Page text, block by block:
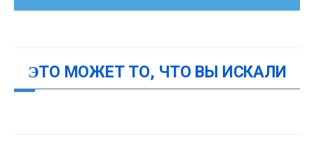
ЭТО МОЖЕТ ТО, ЧТО ВЫ ИСКАЛИ